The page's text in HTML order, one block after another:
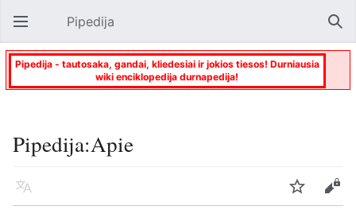
Atverti pagrindinį meniu Pipedija
Pipedija - tautosaka, gandai, kliedesiai ir jokios tiesos! Durniausia
wiki enciklopedija durnapedija!
Pipedija:Apie
Kalba Stebėti
Keisti